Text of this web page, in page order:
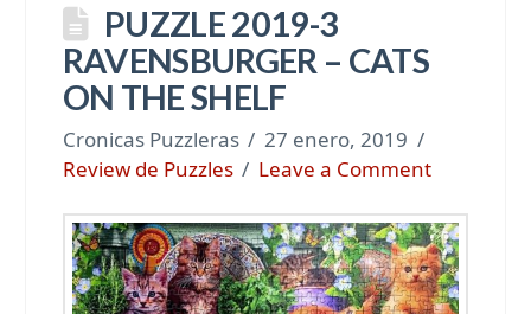
PUZZLE 2019-3
RAVENSBURGER – CATS
ON THE SHELF
Cronicas Puzzleras
27 enero, 2019
Review de Puzzles
Leave a Comment